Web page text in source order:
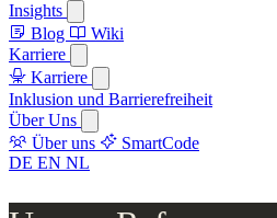
Insights
Blog
Wiki
Karriere
Karriere
Inklusion und Barrierefreiheit
Über Uns
Über uns
SmartCode
DE EN NL